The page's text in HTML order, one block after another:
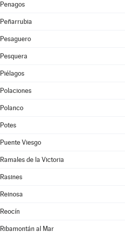
Penagos
Peñarrubia
Pesaguero
Pesquera
Piélagos
Polaciones
Polanco
Potes
Puente Viesgo
Ramales de la Victoria
Rasines
Reinosa
Reocín
Ribamontán al Mar